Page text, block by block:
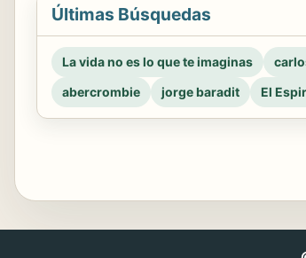
Últimas Búsquedas
La vida no es lo que te imaginas
abercrombie
jorge baradit El